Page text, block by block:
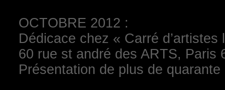
OCTOBRE 2012 :
Dédicace chez « Carré d’artistes
60 rue st andré des ARTS, Paris
Présentation de plus de